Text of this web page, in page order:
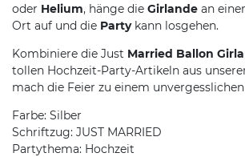
oder Helium, hänge die Girlande an
Ort auf und die Party kann losgehen.
Kombiniere die Just Married Ballon
tollen Hochzeit-Party-Artikeln aus
mach die Feier zu einem
Farbe: Silber
Schriftzug: JUST MARRIED
Partythema: Hochzeit